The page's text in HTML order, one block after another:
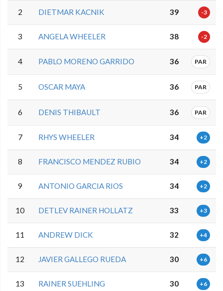
2 DIETMAR KACNIK 39 -3
3 ANGELA WHEELER 38 -2
4 PABLO MORENO GARRIDO 36 PAR
5 OSCAR MAYA 36 PAR
6 DENIS THIBAULT 36 PAR
7 RHYS WHEELER 34 +2
8 FRANCISCO MENDEZ RUBIO 34 +2
9 ANTONIO GARCIA RIOS 34 +2
10 DETLEV RAINER HOLLATZ 33 +3
11 ANDREW DICK 32 +4
12 JAVIER GALLEGO RUEDA 30 +6
13 RAINER SUEHLING 30 +6